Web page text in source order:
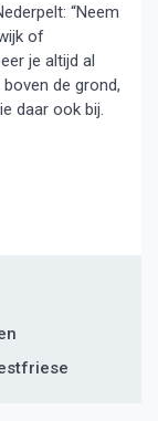
“Neem
of
je altijd al
de grond,
daar ook bij.